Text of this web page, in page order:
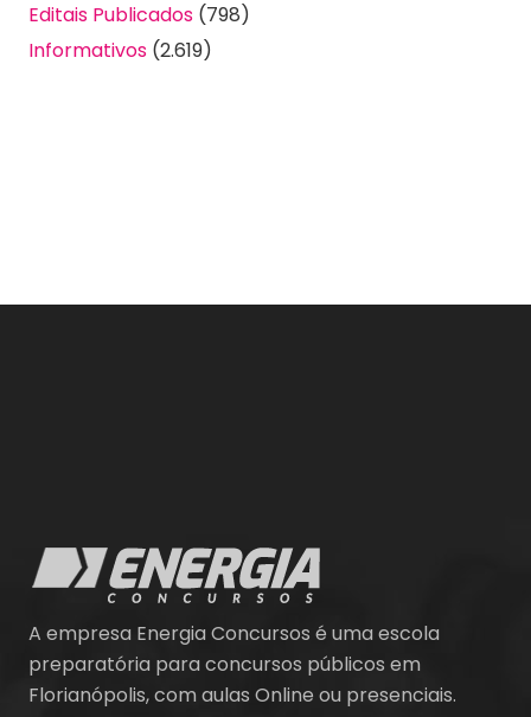
Editais Publicados (798)
Informativos (2.619)
A empresa Energia Concursos é uma escola
preparatória para concursos públicos em
Florianópolis, com aulas Online ou presenciais.